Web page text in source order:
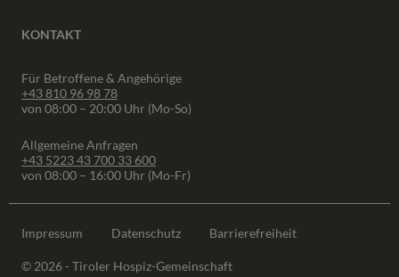
KONTAKT
Für Betroffene & Angehörige
+43 810 96 98 78
von 08:00 – 20:00 Uhr (Mo-So)
Allgemeine Anfragen
+43 5223 43 700 33 600
von 08:00 – 16:00 Uhr (Mo-Fr)
Impressum Datenschutz Barrierefreiheit
© 2026 - Tiroler Hospiz-Gemeinschaft